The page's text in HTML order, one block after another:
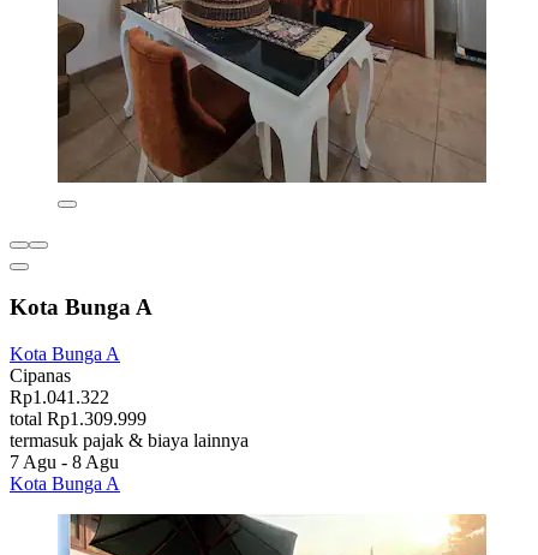
Kota Bunga A
Kota Bunga A
Cipanas
Rp1.041.322
total Rp1.309.999
termasuk pajak & biaya lainnya
7 Agu - 8 Agu
Kota Bunga A